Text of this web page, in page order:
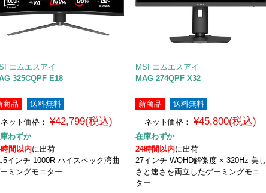
エムエスアイ
325CQPF E18
商品
送料無料
ネット価格：
¥42,799(税込)
わずか
間以内に出荷
インチ 1000R ハイスペック湾曲
ミングモニター
MSI エムエスアイ
MAG 274QPF X32
新商品
送料無料
ネット価格： ¥45,800(税込)
在庫わずか
24時間以内に出荷
27インチ WQHD解像度 × 320Hz 美し
さと速さを両立したゲーミングモニ
ター